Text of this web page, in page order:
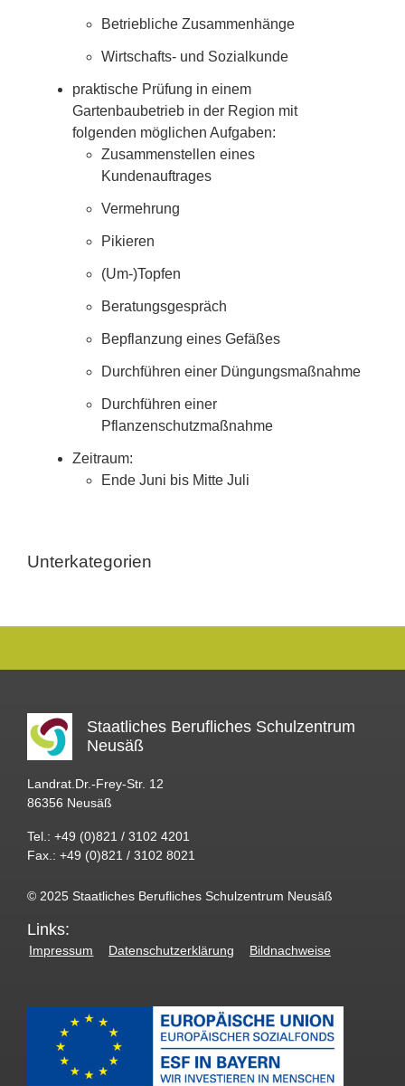
Betriebliche Zusammenhänge
Wirtschafts- und Sozialkunde
praktische Prüfung in einem
Gartenbaubetrieb in der Region mit
folgenden möglichen Aufgaben:
Zusammenstellen eines
Kundenauftrages
Vermehrung
Pikieren
(Um-)Topfen
Beratungsgespräch
Bepflanzung eines Gefäßes
Durchführen einer Düngungsmaßnahme
Durchführen einer
Pflanzenschutzmaßnahme
Zeitraum:
Ende Juni bis Mitte Juli
Unterkategorien
Staatliches Berufliches Schulzentrum
Neusäß
Landrat.Dr.-Frey-Str. 12
86356 Neusäß
Tel.: +49 (0)821 / 3102 4201
Fax.: +49 (0)821 / 3102 8021
© 2025 Staatliches Berufliches Schulzentrum Neusäß
Links:
Impressum Datenschutzerklärung Bildnachweise